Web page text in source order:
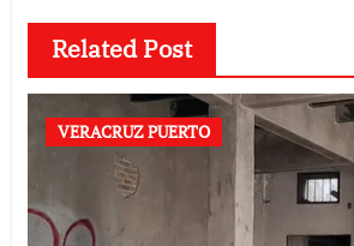
Related Post
VERACRUZ PUERTO